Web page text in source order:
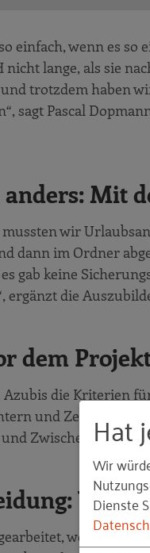
einfach, wenn es
nicht lange, als sie
trotzdem haben
sagt Pascal
Mit
wir
dann im Ordner
gab keine
ergänzt die
dem
die Kriterien
und Zeit
welche
Hat
Wir
Dienste